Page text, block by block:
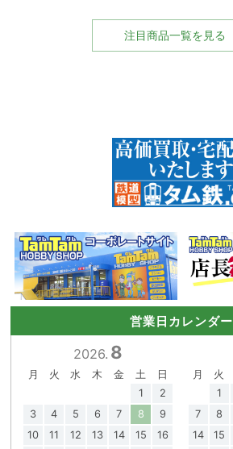
注目商品一覧を見る
営業日カレンダー
2026. 8
月 火 水 木 金 土
日
1
2
3
4 5 6 7 8
9
10
11 12 13 14 15
16
月 火
1
7
8
14
15